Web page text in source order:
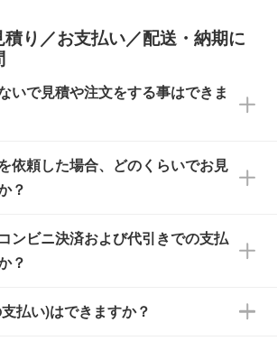
り／お支払い／配送・納期に
いで見積や注文をする事はできま
・注文フォームにて『ゲストの
ンからお進みのうえ、ご依頼く
依頼した場合、どのくらいでお見
？
までにお送りしております。混
は、お時間をいただくこともご
場合は、翌営業日以降のご連絡
ンビニ決済および代引きでの支払
？
ご対応となります。
払い)はできますか？